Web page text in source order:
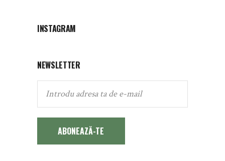
INSTAGRAM
NEWSLETTER
ABONEAZĂ-TE